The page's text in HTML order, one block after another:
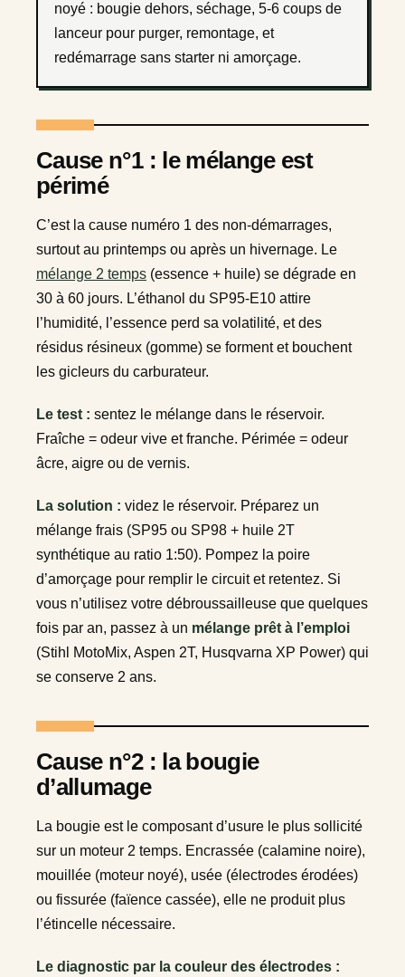
noyé : bougie dehors, séchage, 5-6 coups de
lanceur pour purger, remontage, et
redémarrage sans starter ni amorçage.
Cause n°1 : le mélange est
périmé
C’est la cause numéro 1 des non-démarrages,
surtout au printemps ou après un hivernage. Le
mélange 2 temps (essence + huile) se dégrade en
30 à 60 jours. L’éthanol du SP95-E10 attire
l’humidité, l’essence perd sa volatilité, et des
résidus résineux (gomme) se forment et bouchent
les gicleurs du carburateur.
Le test : sentez le mélange dans le réservoir.
Fraîche = odeur vive et franche. Périmée = odeur
âcre, aigre ou de vernis.
La solution : videz le réservoir. Préparez un
mélange frais (SP95 ou SP98 + huile 2T
synthétique au ratio 1:50). Pompez la poire
d’amorçage pour remplir le circuit et retentez. Si
vous n’utilisez votre débroussailleuse que quelques
fois par an, passez à un mélange prêt à l’emploi
(Stihl MotoMix, Aspen 2T, Husqvarna XP Power) qui
se conserve 2 ans.
Cause n°2 : la bougie
d’allumage
La bougie est le composant d’usure le plus sollicité
sur un moteur 2 temps. Encrassée (calamine noire),
mouillée (moteur noyé), usée (électrodes érodées)
ou fissurée (faïence cassée), elle ne produit plus
l’étincelle nécessaire.
Le diagnostic par la couleur des électrodes :